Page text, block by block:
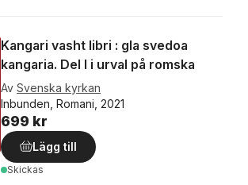
Kangari vasht libri : gla svedoa
kangaria. Del I i urval på romska
Av Svenska kyrkan
Inbunden, Romani, 2021
699 kr
Lägg till
Skickas